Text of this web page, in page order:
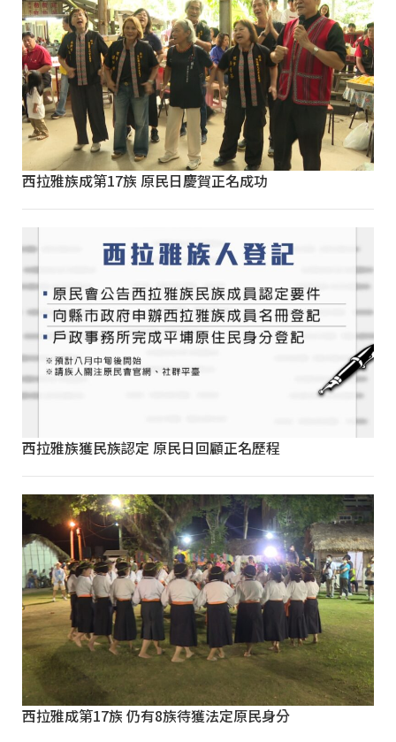
西拉雅族成第17族 原民日慶賀正名成功
西拉雅族獲民族認定 原民日回顧正名歷程
西拉雅成第17族 仍有8族待獲法定原民身分